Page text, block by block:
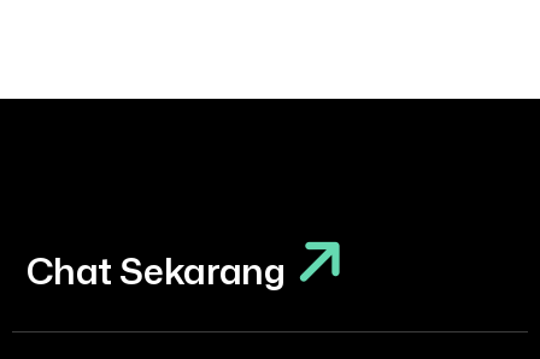
Chat Sekarang
Chat Sekarang